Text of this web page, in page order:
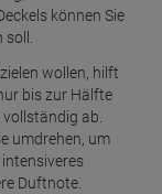
können Sie
soll.
wollen, hilft
bis zur Hälfte
ab.
umdrehen, um
Duftnote.